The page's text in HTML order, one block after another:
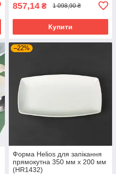
857,14 ₴ 1 098,90 ₴
Купити
–22%
Форма Helios для запікання
прямокутна 350 мм х 200 мм
(HR1432)